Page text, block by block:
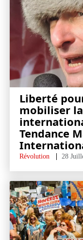
Liberté
mobiliser
Tendance
Révolution 28